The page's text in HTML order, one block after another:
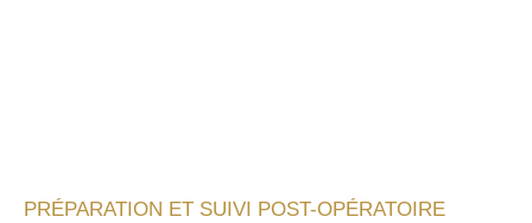
PRÉPARATION ET SUIVI POST-OPÉRATOIRE